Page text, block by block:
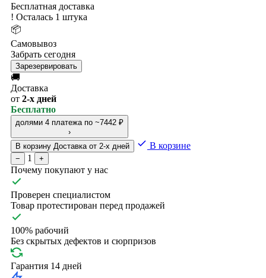
Бесплатная доставка
! Осталась 1 штука
📦
Самовывоз
Забрать сегодня
Зарезервировать
🚚
Доставка
от 2-х дней
Бесплатно
долями 4 платежа по ~7442 ₽
›
В корзину Доставка от 2-х дней В корзине
− 1 +
Почему покупают у нас
Проверен специалистом
Товар протестирован перед продажей
100% рабочий
Без скрытых дефектов и сюрпризов
Гарантия 14 дней